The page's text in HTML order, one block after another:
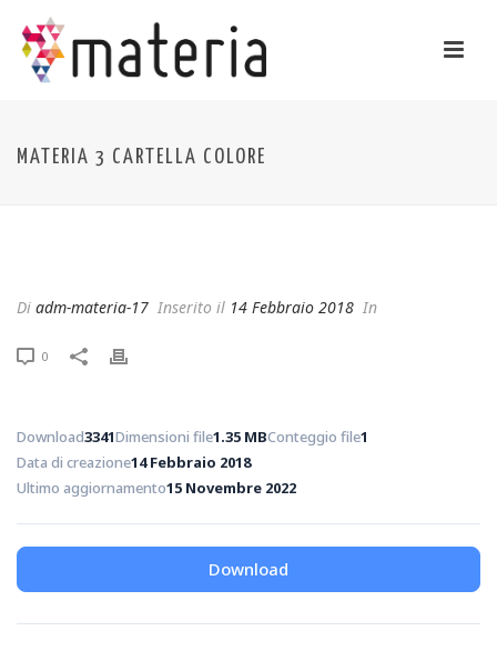
MATERIA 3 CARTELLA COLORE
Di adm-materia-17 Inserito il 14 Febbraio 2018 In
0
Download3341Dimensioni file1.35 MBConteggio file1
Data di creazione14 Febbraio 2018
Ultimo aggiornamento15 Novembre 2022
Download